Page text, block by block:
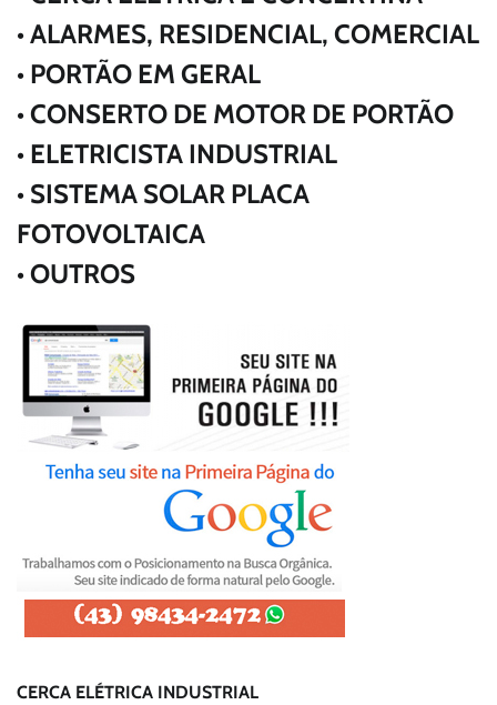
• ALARMES, RESIDENCIAL, COMERCIAL
• PORTÃO EM GERAL
• CONSERTO DE MOTOR DE PORTÃO
• ELETRICISTA INDUSTRIAL
• SISTEMA SOLAR PLACA
FOTOVOLTAICA
• OUTROS
CERCA ELÉTRICA INDUSTRIAL